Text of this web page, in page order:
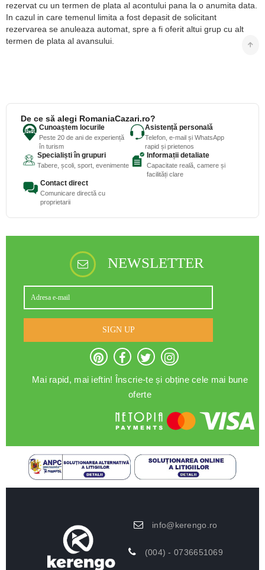
rezervat cu un termen de plata al acontului pana la o anumita data.
In cazul in care temenul limita a fost depasit de solicitant
rezervarea se anuleaza automat, spre a fi oferit altui grup cu alt
termen de plata al avansului.
De ce să alegi RomaniaCazari.ro?
Cunoaștem locurile
Peste 20 de ani de experiență
în turism
Asistență personală
Telefon, e-mail și WhatsApp
rapid și prietenos
Specialiști în grupuri
Tabere, școli, sport, evenimente
Informații detaliate
Capacitate reală, camere și
facilități clare
Contact direct
Comunicare directă cu
proprietarii
NEWSLETTER
SIGN UP
Mai rapid, mai ieftin! Înscrie-te și obține cele mai bune
oferte
info@kerengo.ro
(004) - 0736651069